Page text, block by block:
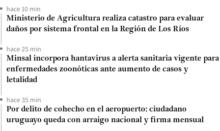
hace 10 min
Ministerio de Agricultura realiza catastro para evaluar
daños por sistema frontal en la Región de Los Ríos
hace 25 min
Minsal incorpora hantavirus a alerta sanitaria vigente para
enfermedades zoonóticas ante aumento de casos y
letalidad
hace 35 min
Por delito de cohecho en el aeropuerto: ciudadano
uruguayo queda con arraigo nacional y firma mensual